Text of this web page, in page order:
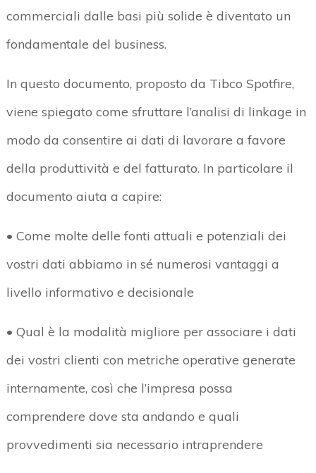
commerciali dalle basi più solide è diventato un
fondamentale del business.
In questo documento, proposto da Tibco Spotfire,
viene spiegato come sfruttare l’analisi di linkage in
modo da consentire ai dati di lavorare a favore
della produttività e del fatturato. In particolare il
documento aiuta a capire:
• Come molte delle fonti attuali e potenziali dei
vostri dati abbiamo in sé numerosi vantaggi a
livello informativo e decisionale
• Qual è la modalità migliore per associare i dati
dei vostri clienti con metriche operative generate
internamente, così che l’impresa possa
comprendere dove sta andando e quali
provvedimenti sia necessario intraprendere